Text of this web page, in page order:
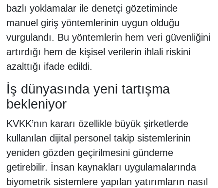
bazlı yoklamalar ile denetçi gözetiminde
manuel giriş yöntemlerinin uygun olduğu
vurgulandı. Bu yöntemlerin hem veri güvenliğini
artırdığı hem de kişisel verilerin ihlali riskini
azalttığı ifade edildi.
İş dünyasında yeni tartışma
bekleniyor
KVKK’nın kararı özellikle büyük şirketlerde
kullanılan dijital personel takip sistemlerinin
yeniden gözden geçirilmesini gündeme
getirebilir. İnsan kaynakları uygulamalarında
biyometrik sistemlere yapılan yatırımların nasıl